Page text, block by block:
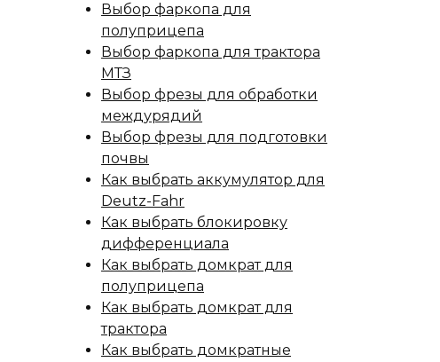
Выбор фаркопа для
полуприцепа
Выбор фаркопа для трактора
МТЗ
Выбор фрезы для обработки
междурядий
Выбор фрезы для подготовки
почвы
Как выбрать аккумулятор для
Deutz-Fahr
Как выбрать блокировку
дифференциала
Как выбрать домкрат для
полуприцепа
Как выбрать домкрат для
трактора
Как выбрать домкратные